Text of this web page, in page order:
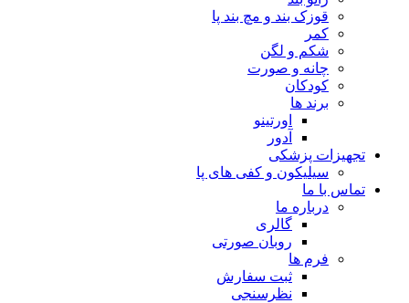
قوزک بند و مچ بند پا
کمر
شکم و لگن
چانه و صورت
کودکان
برند ها
اورتینو
آدور
تجهیزات پزشکی
سیلیکون و کفی های پا
تماس با ما
درباره ما
گالری
روبان صورتی
فرم ها
ثبت سفارش
نظرسنجی